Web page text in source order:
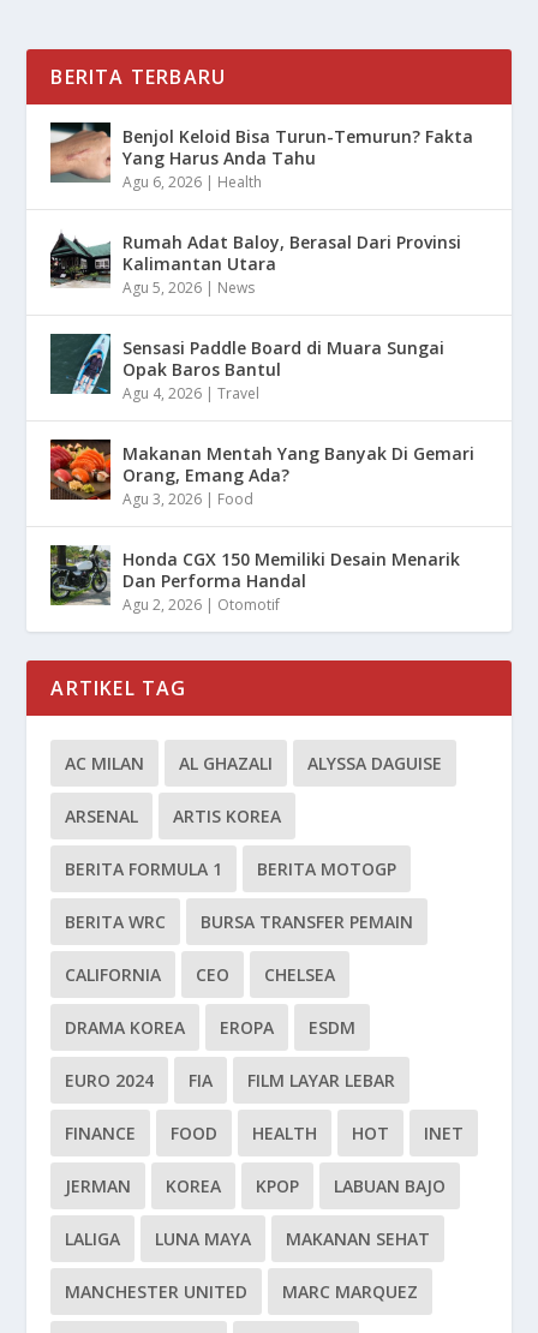
BERITA TERBARU
Benjol Keloid Bisa Turun-Temurun? Fakta
Yang Harus Anda Tahu
Agu 6, 2026 | Health
Rumah Adat Baloy, Berasal Dari Provinsi
Kalimantan Utara
Agu 5, 2026 | News
Sensasi Paddle Board di Muara Sungai
Opak Baros Bantul
Agu 4, 2026 |Travel
Makanan Mentah Yang Banyak Di Gemari
Orang, Emang Ada?
Agu 3, 2026 | Food
Honda CGX 150 Memiliki Desain Menarik
Dan Performa Handal
Agu 2, 2026 | Otomotif
ARTIKEL TAG
AC MILAN AL GHAZALI ALYSSA DAGUISE
ARSENAL ARTIS KOREA
BERITA FORMULA 1 BERITA MOTOGP
BERITA WRC BURSA TRANSFER PEMAIN
CALIFORNIA CEO CHELSEA
DRAMA KOREA EROPA ESDM
EURO 2024 FIA FILM LAYAR LEBAR
FINANCE FOOD HEALTH HOT INET
JERMAN KOREA KPOP LABUAN BAJO
LALIGA LUNA MAYA MAKANAN SEHAT
MANCHESTER UNITED MARC MARQUEZ